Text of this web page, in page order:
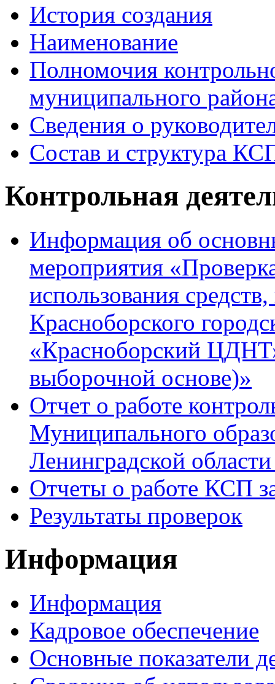
История создания
Наименование
Полномочия
муниципального
Сведения о
Состав и структура
Контрольная
Информация об
мероприятия
использования
Красноборского
«Красноборский
выборочной основе)»
Отчет о работе
Муниципального
Ленинградской
Отчеты о работе КСП
Результаты проверок
Информация
Информация
Кадровое обеспечение
Основные показатели